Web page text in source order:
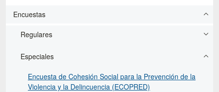
Encuestas
Regulares
Especiales
Encuesta de Cohesión Social para la Prevención de la
Violencia y la Delincuencia (ECOPRED)